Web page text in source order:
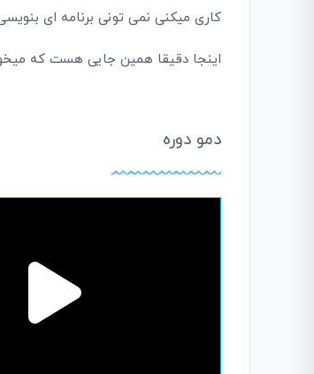
کاری میکنی نمی تونی برنامه ای
اینجا دقیقا همین جایی هست که
دمو دوره